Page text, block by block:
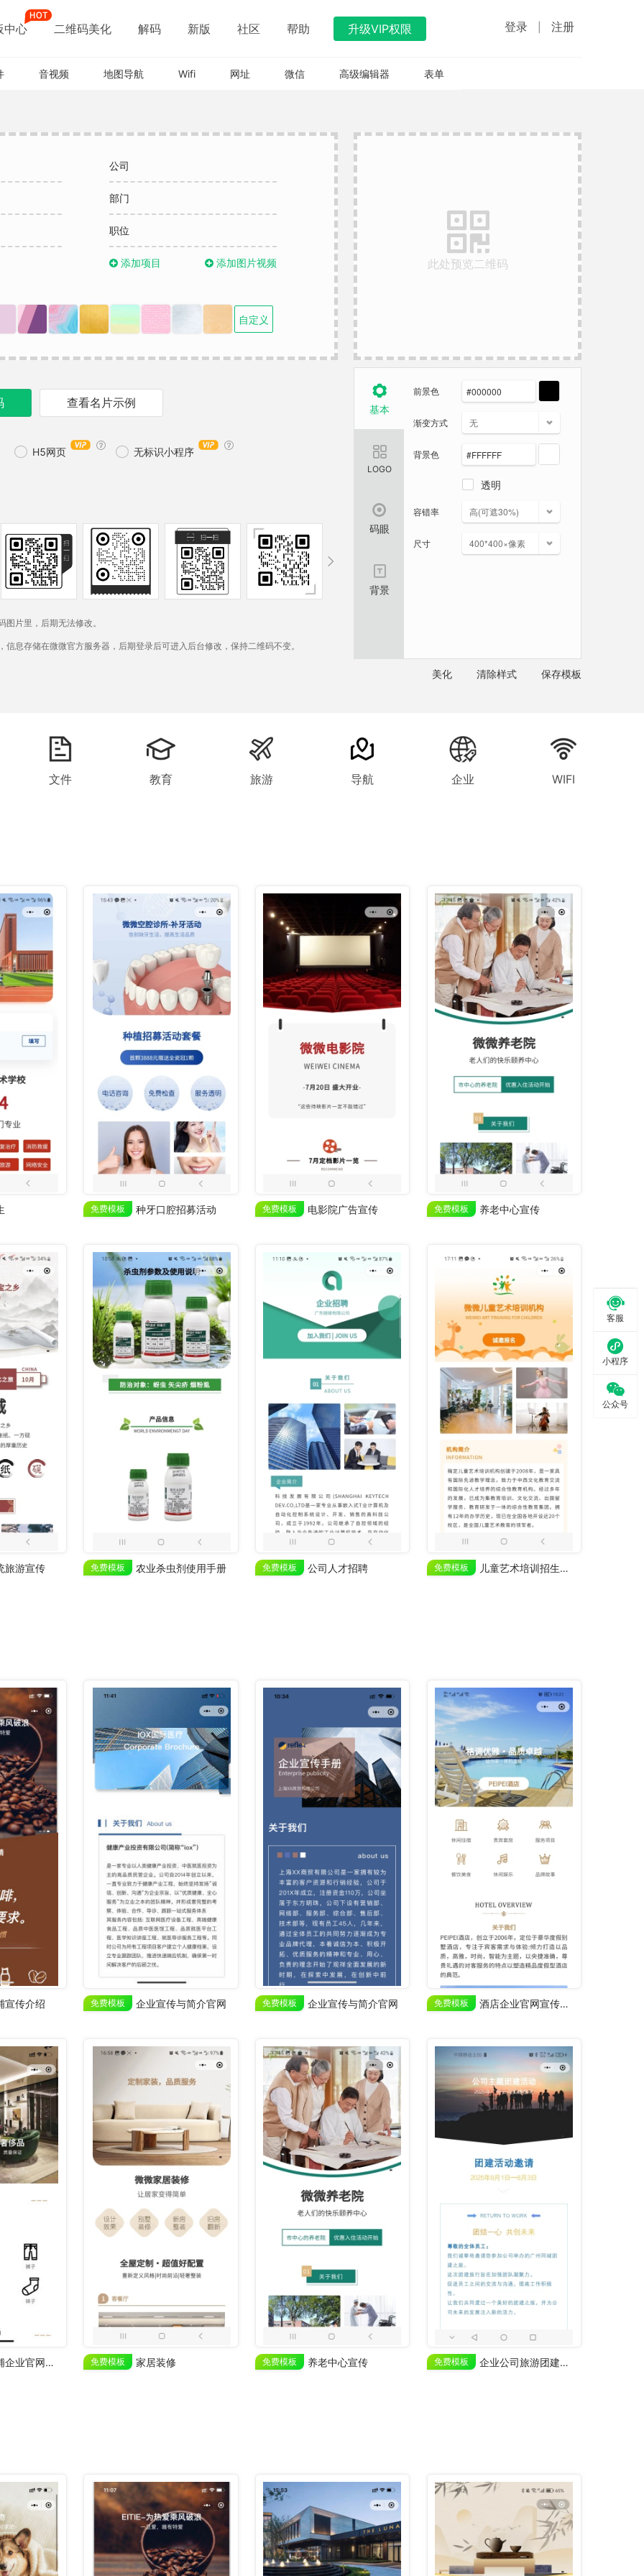
中心 二维码美化 解码 新版 社区 帮助 升级VIP权限 登录 注册
音视频 地图导航 Wifi 网址 微信 高级编辑器 表单
公司
部门
职位
添加项目 添加图片视频
自定义
查看名片示例
 H5网页
  无标识小程序


片里，后期无法修改。
息存储在微微官方服务器，后期登录后可进入后台修改，保持二维码不变。

此处预览二维码

基本

LOGO

码眼

背景
前景色
渐变方式 无
背景色
透明
容错率 高(可遮30%)
尺寸 400*400×像素
美化 清除样式 保存模板
文件 教育 旅游 导航 企业 WIFI
免费模板 种牙口腔招募活动 免费模板 电影院广告宣传 免费模板 养老中心宣传
旅游宣传 免费模板 农业杀虫剂使用手册 免费模板 公司人才招聘 免费模板 儿童艺术培训招生宣传
宣传介绍 免费模板 企业宣传与简介官网 免费模板 企业宣传与简介官网 免费模板 酒店企业官网宣传简介
服装店铺企业官网业务展示 免费模板 家居装修 免费模板 养老中心宣传 免费模板 企业公司旅游团建活动介绍邀请函

客服

小程序

公众号